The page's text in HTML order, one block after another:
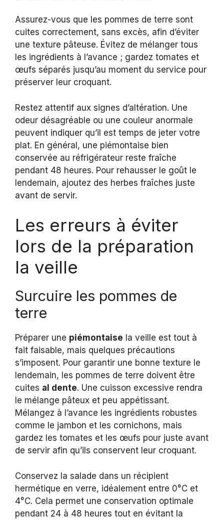
Assurez-vous que les pommes de terre sont
cuites correctement, sans excès, afin d’éviter
une texture pâteuse. Évitez de mélanger tous
les ingrédients à l’avance ; gardez tomates et
œufs séparés jusqu’au moment du service pour
préserver leur croquant.
Restez attentif aux signes d’altération. Une
odeur désagréable ou une couleur anormale
peuvent indiquer qu’il est temps de jeter votre
plat. En général, une piémontaise bien
conservée au réfrigérateur reste fraîche
pendant 48 heures. Pour rehausser le goût le
lendemain, ajoutez des herbes fraîches juste
avant de servir.
Les erreurs à éviter
lors de la préparation
la veille
Surcuire les pommes de
terre
Préparer une piémontaise la veille est tout à
fait faisable, mais quelques précautions
s’imposent. Pour garantir une bonne texture le
lendemain, les pommes de terre doivent être
cuites al dente. Une cuisson excessive rendra
le mélange pâteux et peu appétissant.
Mélangez à l’avance les ingrédients robustes
comme le jambon et les cornichons, mais
gardez les tomates et les œufs pour juste avant
de servir afin qu’ils conservent leur croquant.
Conservez la salade dans un récipient
hermétique en verre, idéalement entre 0°C et
4°C. Cela permet une conservation optimale
pendant 24 à 48 heures tout en évitant la